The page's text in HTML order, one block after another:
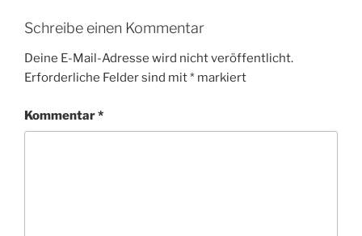
Schreibe einen Kommentar
Deine E-Mail-Adresse wird nicht veröffentlicht.
Erforderliche Felder sind mit* markiert
Kommentar*